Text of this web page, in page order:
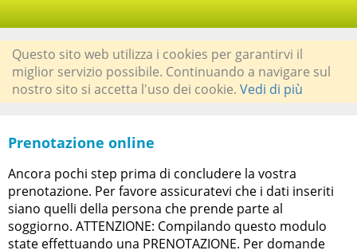
Questo sito web utilizza i cookies per garantirvi il
miglior servizio possibile. Continuando a navigare sul
nostro sito si accetta l'uso dei cookie. Vedi di più
Prenotazione online
Ancora pochi step prima di concludere la vostra
prenotazione. Per favore assicuratevi che i dati inseriti
siano quelli della persona che prende parte al
soggiorno. ATTENZIONE: Compilando questo modulo
state effettuando una PRENOTAZIONE. Per domande